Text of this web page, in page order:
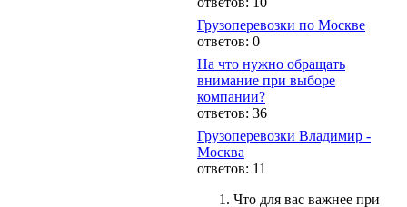
Грузоперевозки по Москве
ответов: 0
На что нужно обращать
внимание при выборе
компании?
ответов: 36
Грузоперевозки Владимир -
Москва
ответов: 11
Что для вас важнее при